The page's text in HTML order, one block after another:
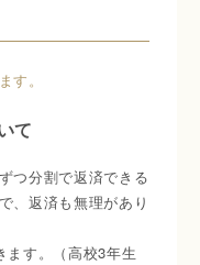
す。
て
つ分割で返済できる
、返済も無理があり
ます。（高校3年生